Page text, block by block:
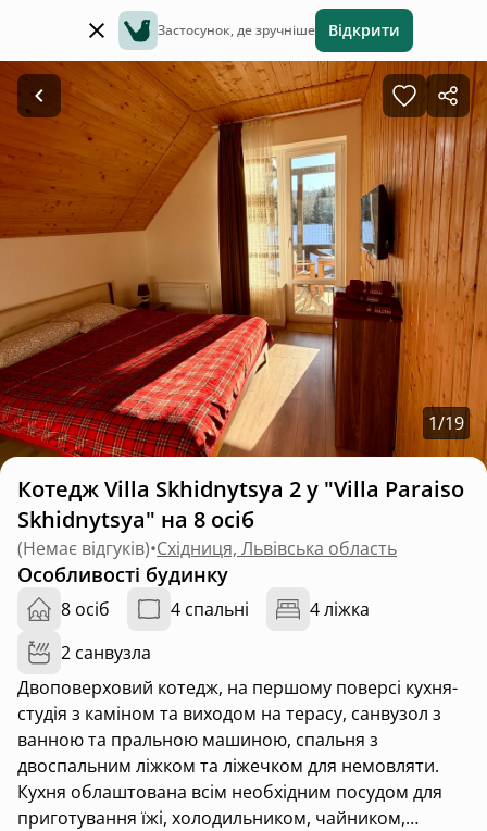
Застосунок, де зручніше Відкрити
1/19
Котедж Villa Skhidnytsya 2 у "Villa Paraiso
Skhidnytsya" на 8 осіб
(Немає відгуків)•Східниця, Львівська область
Особливості будинку
8 осіб 4 спальні
4 ліжка
2 санвузла
Двоповерховий котедж, на першому поверсі кухня-
студія з каміном та виходом на терасу, санвузол з
ванною та пральною машиною, спальня з
двоспальним ліжком та ліжечком для немовляти.
Кухня облаштована всім необхідним посудом для
приготування їжі, холодильником, чайником,